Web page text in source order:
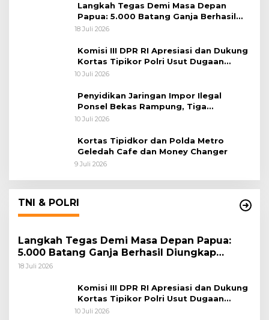
Langkah Tegas Demi Masa Depan
Papua: 5.000 Batang Ganja Berhasil
Diungkap Koops TNI Habema
18 Juli 2026
Komisi III DPR RI Apresiasi dan Dukung
Kortas Tipikor Polri Usut Dugaan
Korupsi Batu Bara
10 Juli 2026
Penyidikan Jaringan Impor Ilegal
Ponsel Bekas Rampung, Tiga
Tersangka Sudah P-21 dan Satu Buron
10 Juli 2026
Kortas Tipidkor dan Polda Metro
Geledah Cafe dan Money Changer
9 Juli 2026
TNI & POLRI
Langkah Tegas Demi Masa Depan Papua:
5.000 Batang Ganja Berhasil Diungkap
Koops TNI Habema
18 Juli 2026
Komisi III DPR RI Apresiasi dan Dukung
Kortas Tipikor Polri Usut Dugaan
Korupsi Batu Bara
10 Juli 2026